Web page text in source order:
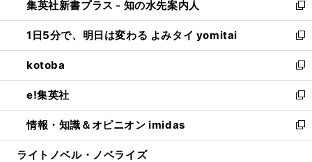
く
ド
ウ
で
開
く
ィ
ン
ド
ウ
で
開
く
い
ウ
ィ
ン
ド
ウ
で
開
く
集英社新書プラス - 知の水先案内人
新
し
い
ウ
ィ
ン
ド
ウ
で
開
1日5分で、明日は変わる よみタイ yomitai
新
し
い
ウ
ィ
ン
ド
ウ
kotoba
新
し
い
ウ
ィ
ン
e!集英社
新
し
い
ウ
情報・知識＆オピニオン imidas
新
し
ライトノベル・ノベライズ